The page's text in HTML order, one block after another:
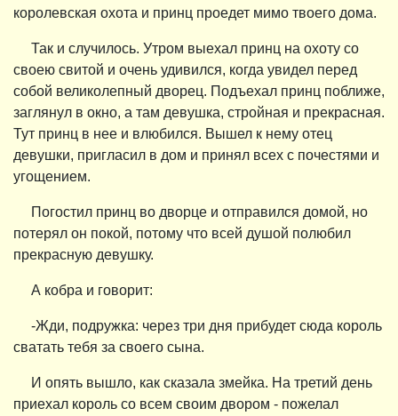
королевская охота и принц проедет мимо твоего дома.
Так и случилось. Утром выехал принц на охоту со
своею свитой и очень удивился, когда увидел перед
собой великолепный дворец. Подъехал принц поближе,
заглянул в окно, а там девушка, стройная и прекрасная.
Тут принц в нее и влюбился. Вышел к нему отец
девушки, пригласил в дом и принял всех с почестями и
угощением.
Погостил принц во дворце и отправился домой, но
потерял он покой, потому что всей душой полюбил
прекрасную девушку.
А кобра и говорит:
-Жди, подружка: через три дня прибудет сюда король
сватать тебя за своего сына.
И опять вышло, как сказала змейка. На третий день
приехал король со всем своим двором - пожелал